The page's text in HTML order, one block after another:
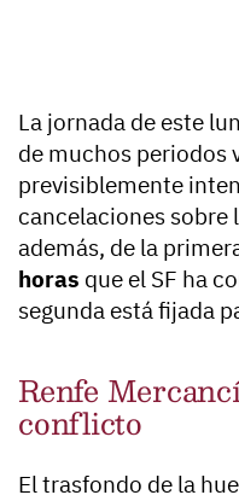
La jornada de este
de muchos periodos
previsiblemente
cancelaciones sobre
además, de la
horas que el SF ha
segunda está fijada
Renfe
conflicto
El trasfondo de la